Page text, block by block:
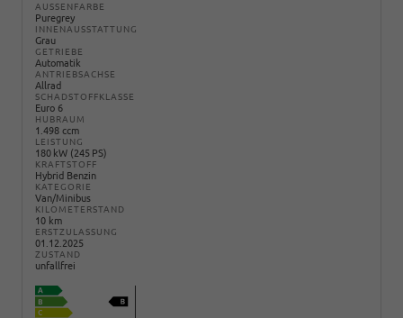
AUSSENFARBE
Puregrey
INNENAUSSTATTUNG
Grau
GETRIEBE
Automatik
ANTRIEBSACHSE
Allrad
SCHADSTOFFKLASSE
Euro 6
HUBRAUM
1.498 ccm
LEISTUNG
180 kW (245 PS)
KRAFTSTOFF
Hybrid Benzin
KATEGORIE
Van/Minibus
KILOMETERSTAND
10 km
ERSTZULASSUNG
01.12.2025
ZUSTAND
unfallfrei